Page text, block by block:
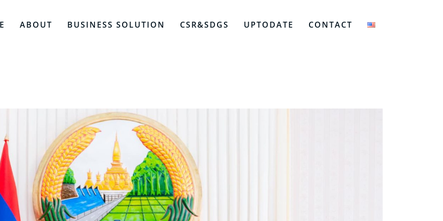
ABOUT BUSINESS SOLUTION CSR&SDGS UPTODATE CONTACT